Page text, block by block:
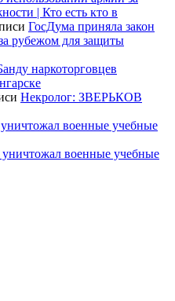
| Кто есть кто в
ГосДума приняла закон
рубежом для защиты
наркоторговцев
Некролог: ЗВЕРЬКОВ
военные учебные
уничтожал военные учебные